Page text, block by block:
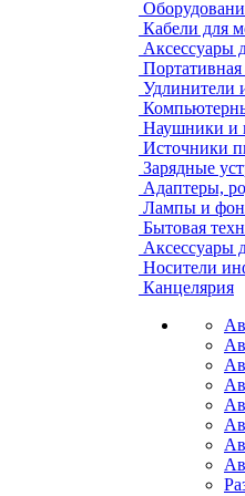
Кабели для
Аксессуары
Удлинители
Наушники и
Источники
Зарядные
Адаптеры,
Лампы и
Бытовая
Аксессуары
Носители
Канцелярия